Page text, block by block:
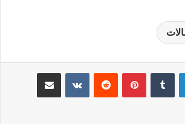
لينكدإن بينتيريست